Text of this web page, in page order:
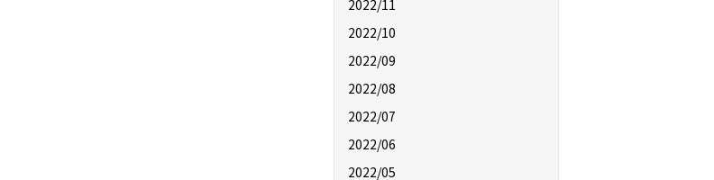
2022/11
2022/10
2022/09
2022/08
2022/07
2022/06
2022/05